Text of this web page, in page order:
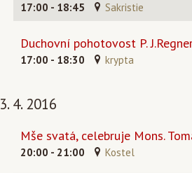
17:00 - 18:45 Sakristie
Duchovní pohotovost P.
17:00 - 18:30 krypta
3. 4. 2016
Mše svatá, celebruje Mons.
20:00 - 21:00 Kostel